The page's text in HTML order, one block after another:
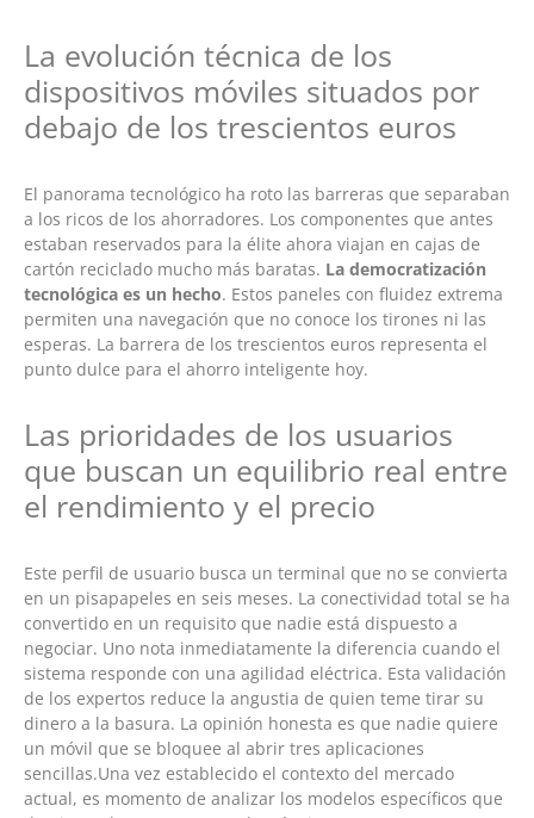
La evolución técnica de los
dispositivos móviles situados por
debajo de los trescientos euros
El panorama tecnológico ha roto las barreras que separaban
a los ricos de los ahorradores. Los componentes que antes
estaban reservados para la élite ahora viajan en cajas de
cartón reciclado mucho más baratas. La democratización
tecnológica es un hecho. Estos paneles con fluidez extrema
permiten una navegación que no conoce los tirones ni las
esperas. La barrera de los trescientos euros representa el
punto dulce para el ahorro inteligente hoy.
Las prioridades de los usuarios
que buscan un equilibrio real entre
el rendimiento y el precio
Este perfil de usuario busca un terminal que no se convierta
en un pisapapeles en seis meses. La conectividad total se ha
convertido en un requisito que nadie está dispuesto a
negociar. Uno nota inmediatamente la diferencia cuando el
sistema responde con una agilidad eléctrica. Esta validación
de los expertos reduce la angustia de quien teme tirar su
dinero a la basura. La opinión honesta es que nadie quiere
un móvil que se bloquee al abrir tres aplicaciones
sencillas.Una vez establecido el contexto del mercado
actual, es momento de analizar los modelos específicos que